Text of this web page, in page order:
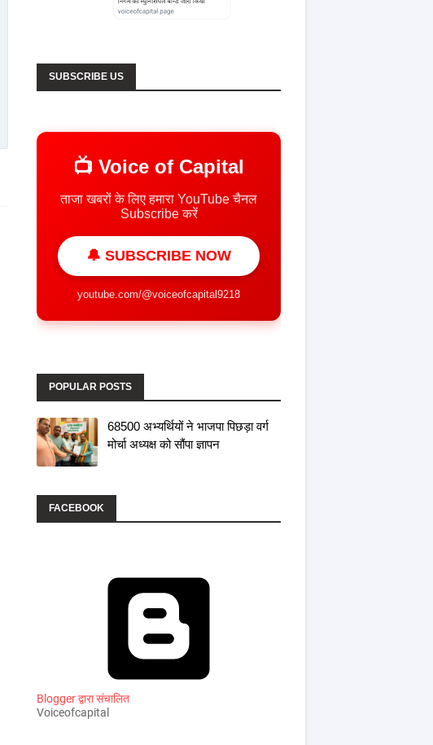
SUBSCRIBE US
📺 Voice of Capital
ताजा खबरों के लिए हमारा YouTube चैनल
Subscribe करें
🔔 SUBSCRIBE NOW
youtube.com/@voiceofcapital9218
POPULAR POSTS
68500 अभ्यर्थियों ने भाजपा पिछड़ा वर्ग
मोर्चा अध्यक्ष को सौंपा ज्ञापन
FACEBOOK
Blogger द्वारा संचालित
Voiceofcapital